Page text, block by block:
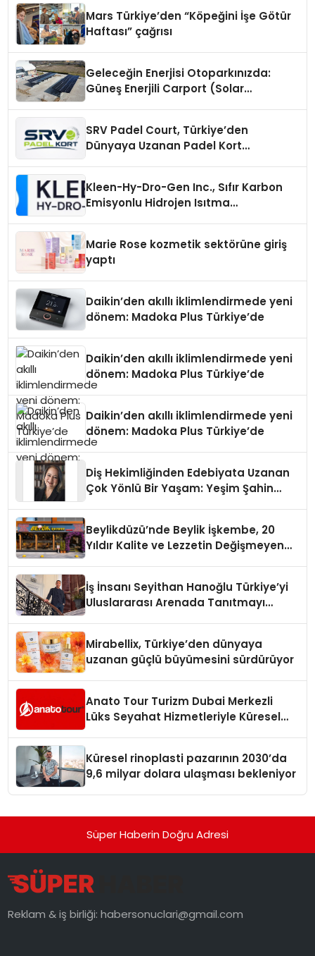
Mars Türkiye’den “Köpeğini İşe Götür
Haftası” çağrısı
Geleceğin Enerjisi Otoparkınızda:
Güneş Enerjili Carport (Solar
SRV Padel Court, Türkiye’den
Dünyaya Uzanan Padel Kort
Kleen-Hy-Dro-Gen Inc., Sıfır Karbon
Emisyonlu Hidrojen Isıtma
Marie Rose kozmetik sektörüne giriş
yaptı
Daikin’den akıllı iklimlendirmede yeni
dönem: Madoka Plus Türkiye’de
Daikin’den akıllı iklimlendirmede yeni
dönem: Madoka Plus Türkiye’de
Daikin’den akıllı iklimlendirmede yeni
dönem: Madoka Plus Türkiye’de
Diş Hekimliğinden Edebiyata Uzanan
Çok Yönlü Bir Yaşam: Yeşim Şahin
Beylikdüzü’nde Beylik İşkembe, 20
Yıldır Kalite ve Lezzetin Değişmeyen
İş İnsanı Seyithan Hanoğlu Türkiye’yi
Uluslararası Arenada Tanıtmayı
Mirabellix, Türkiye’den dünyaya
uzanan güçlü büyümesini sürdürüyor
Anato Tour Turizm Dubai Merkezli
Lüks Seyahat Hizmetleriyle Küresel
Küresel rinoplasti pazarının 2030’da
9,6 milyar dolara ulaşması bekleniyor
Süper Haberin Doğru Adresi
Reklam & iş birliği:habersonuclari@gmail.com